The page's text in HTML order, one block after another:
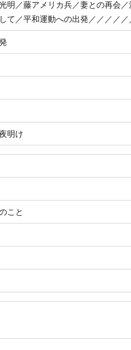
明／藤アメリカ兵／妻との再会
て／平和運動への出発／／／／／
明け
こと